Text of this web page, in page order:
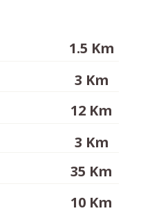
1.5 Km
3 Km
12 Km
3 Km
35 Km
10 Km